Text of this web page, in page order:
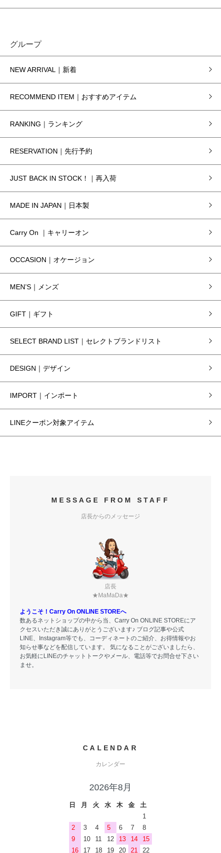
グループ
NEW ARRIVAL｜新着
RECOMMEND ITEM｜おすすめアイテム
RANKING｜ランキング
RESERVATION｜先行予約
JUST BACK IN STOCK！｜再入荷
MADE IN JAPAN｜日本製
Carry On ｜キャリーオン
OCCASION｜オケージョン
MEN’S｜メンズ
GIFT｜ギフト
SELECT BRAND LIST｜セレクトブランドリスト
DESIGN｜デザイン
IMPORT｜インポート
LINEクーポン対象アイテム
MESSAGE FROM STAFF
店長からのメッセージ
店長
★MaMaDa★
ようこそ！Carry On ONLINE STOREへ
数あるネットショップの中から当、Carry On ONLINE STOREにア
クセスいただき誠にありがとうございます♪ ブログ記事や公式
LINE、Instagram等でも、コーディネートのご紹介、お得情報やお
知らせ事などを配信しています。 気になることがございましたら、
お気軽にLINEのチャットトークやメール、電話等でお問合せ下さい
ませ。
CALENDAR
カレンダー
2026年8月
日 月 火 水 木 金
土
1
2
3 4 5 6 7
8
9
10 11 12 13 14
15
16
17 18 19 20 21 22